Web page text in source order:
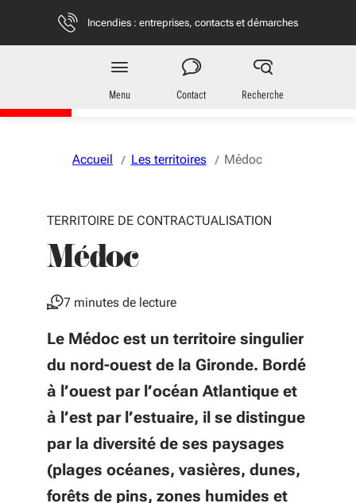
Vous naviguez en mode anonymisé,
Incendies : entreprises, contacts et démarches
Territoires
en Nouvelle-Aquitaine
Menu Contact Recherche
Accueil Les territoires Médoc
TERRITOIRE DE CONTRACTUALISATION
Médoc
7 minutes de lecture
Le Médoc est un territoire singulier
du nord-ouest de la Gironde. Bordé
à l’ouest par l’océan Atlantique et
à l’est par l’estuaire, il se distingue
par la diversité de ses paysages
(plages océanes, vasières, dunes,
forêts de pins, zones humides et